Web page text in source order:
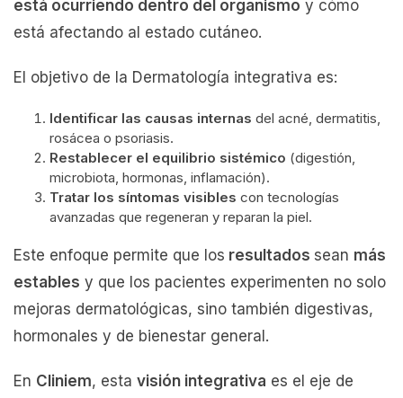
está ocurriendo dentro del organismo y cómo
está afectando al estado cutáneo.
El objetivo de la Dermatología integrativa es:
Identificar las causas internas del acné, dermatitis,
rosácea o psoriasis.
Restablecer el equilibrio sistémico (digestión,
microbiota, hormonas, inflamación).
Tratar los síntomas visibles con tecnologías
avanzadas que regeneran y reparan la piel.
Este enfoque permite que los resultados sean más
estables y que los pacientes experimenten no solo
mejoras dermatológicas, sino también digestivas,
hormonales y de bienestar general.
En Cliniem, esta visión integrativa es el eje de